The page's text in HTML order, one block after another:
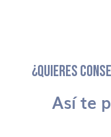
¿QUIERES
Así te